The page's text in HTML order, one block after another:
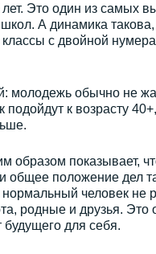
Это один из самых
А динамика такова,
с двойной
молодежь обычно не
подойдут к возрасту
образом показывает,
общее положение дел
человек не
родные и друзья. Это
будущего для себя.